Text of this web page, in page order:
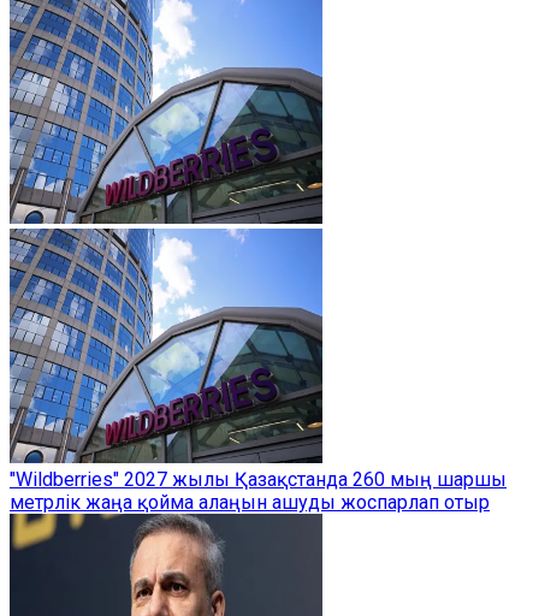
"Wildberries" 2027 жылы Қазақстанда 260 мың шаршы
метрлік жаңа қойма алаңын ашуды жоспарлап отыр